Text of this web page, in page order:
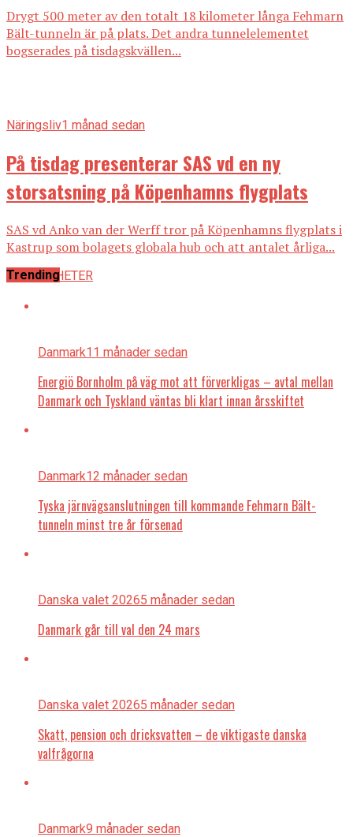
Drygt 500 meter av den totalt 18 kilometer långa Fehmarn
Bält-tunneln är på plats. Det andra tunnelelementet
bogserades på tisdagskvällen...
Näringsliv1 månad sedan
På tisdag presenterar SAS vd en ny
storsatsning på Köpenhamns flygplats
SAS vd Anko van der Werff tror på Köpenhamns flygplats i
Kastrup som bolagets globala hub och att antalet årliga...
ALLA NYHETER
Trending
Danmark11 månader sedan
Energiö Bornholm på väg mot att förverkligas – avtal mellan
Danmark och Tyskland väntas bli klart innan årsskiftet
Danmark12 månader sedan
Tyska järnvägsanslutningen till kommande Fehmarn Bält-
tunneln minst tre år försenad
Danska valet 20265 månader sedan
Danmark går till val den 24 mars
Danska valet 20265 månader sedan
Skatt, pension och dricksvatten – de viktigaste danska
valfrågorna
Danmark9 månader sedan